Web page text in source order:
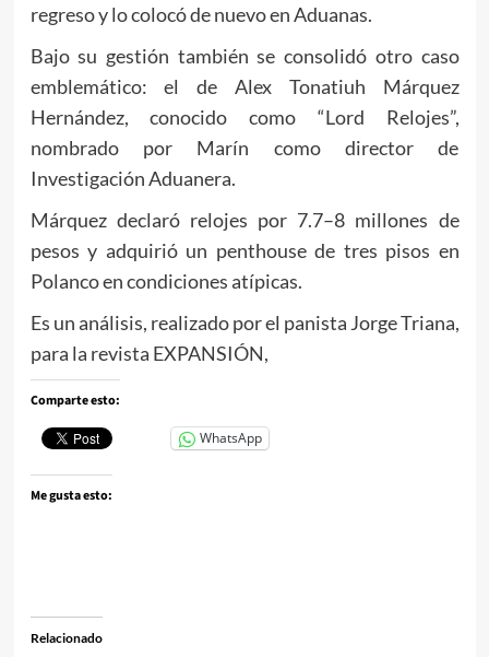
regreso y lo colocó de nuevo en Aduanas.
Bajo su gestión también se consolidó otro caso
emblemático: el de Alex Tonatiuh Márquez
Hernández, conocido como “Lord Relojes”,
nombrado por Marín como director de
Investigación Aduanera.
Márquez declaró relojes por 7.7–8 millones de
pesos y adquirió un penthouse de tres pisos en
Polanco en condiciones atípicas.
Es un análisis, realizado por el panista Jorge Triana,
para la revista EXPANSIÓN,
Comparte esto:
WhatsApp
Me gusta esto:
Relacionado